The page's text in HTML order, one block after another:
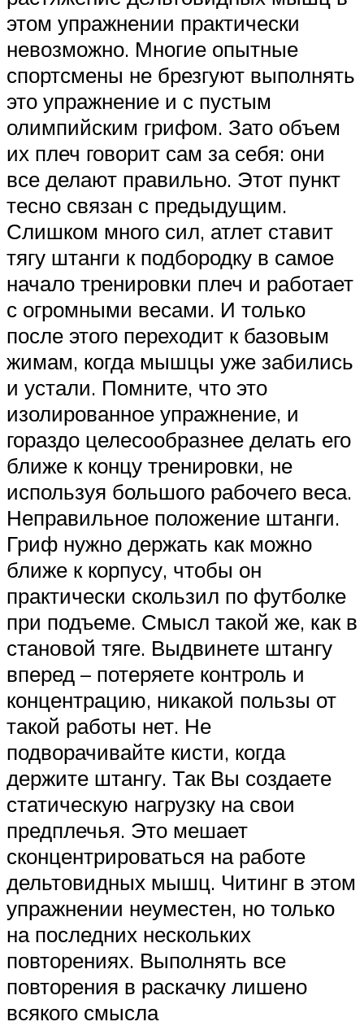
этом упражнении практически
невозможно. Многие опытные
спортсмены не брезгуют выполнять
это упражнение и с пустым
олимпийским грифом. Зато объем
их плеч говорит сам за себя: они
все делают правильно. Этот пункт
тесно связан с предыдущим.
Слишком много сил, атлет ставит
тягу штанги к подбородку в самое
начало тренировки плеч и работает
с огромными весами. И только
после этого переходит к базовым
жимам, когда мышцы уже забились
и устали. Помните, что это
изолированное упражнение, и
гораздо целесообразнее делать его
ближе к концу тренировки, не
используя большого рабочего веса.
Неправильное положение штанги.
Гриф нужно держать как можно
ближе к корпусу, чтобы он
практически скользил по футболке
при подъеме. Смысл такой же, как в
становой тяге. Выдвинете штангу
вперед – потеряете контроль и
концентрацию, никакой пользы от
такой работы нет. Не
подворачивайте кисти, когда
держите штангу. Так Вы создаете
статическую нагрузку на свои
предплечья. Это мешает
сконцентрироваться на работе
дельтовидных мышц. Читинг в этом
упражнении неуместен, но только
на последних нескольких
повторениях. Выполнять все
повторения в раскачку лишено
всякого смысла